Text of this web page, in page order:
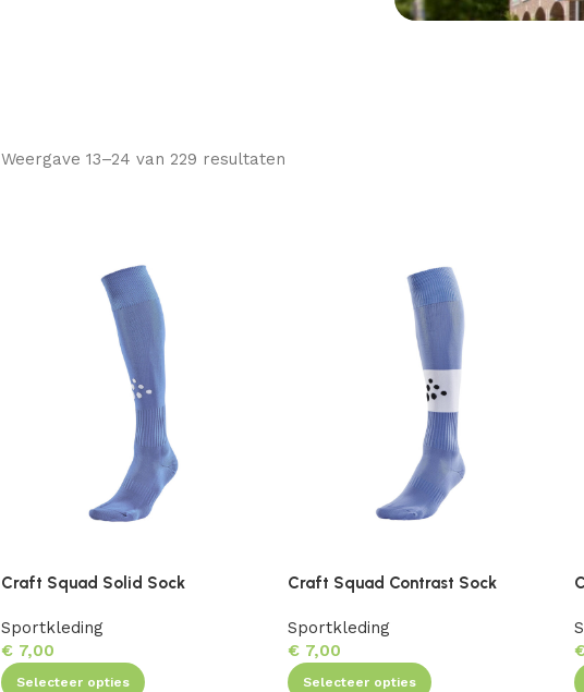
Weergave 13–24 van 229 resultaten
Craft Squad Solid Sock
Sportkleding
€ 7,00
Selecteer opties
Craft Squad Contrast Sock
Sportkleding
€ 7,00
Selecteer opties